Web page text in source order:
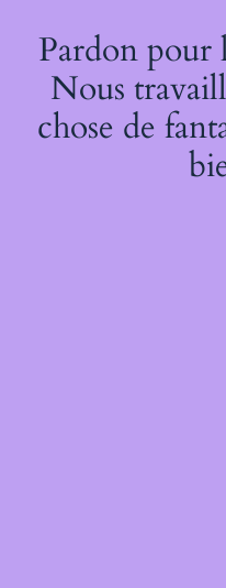
Pardon pour
Nous
chose de